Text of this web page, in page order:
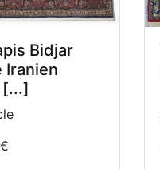
Bidjar
Iranien
[...]